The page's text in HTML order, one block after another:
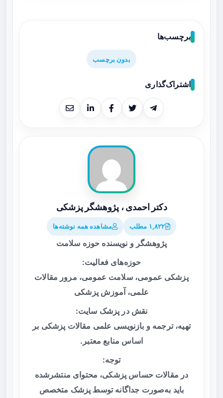
برچسب‌ها
بدون برچسب
اشتراک‌گذاری
دکتر احمدی ، پژوهشگر پزشکی
۱,۸۲۲ مطلب مشاهده همه نوشته‌ها
پژوهشگر و نویسنده حوزه سلامت
حوزه‌های فعالیت:
پزشکی عمومی، سلامت عمومی، مرور مقالات
علمی، آموزش پزشکی
نقش در پزشک سایت:
تهیه، ترجمه و بازنویسی علمی مقالات پزشکی بر
اساس منابع معتبر.
توجه:
در مقالات حساس پزشکی، محتوای منتشرشده
باید به‌صورت جداگانه توسط پزشک متخصص